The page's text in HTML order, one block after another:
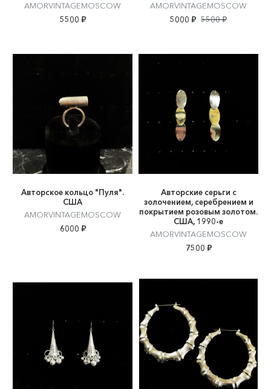
AMORVINTAGEMOSCOW
5500 ₽
AMORVINTAGEMOSCOW
5000 ₽ 5500 ₽
Авторское кольцо "Пуля".
США
AMORVINTAGEMOSCOW
6000 ₽
Авторские серьги с
золочением, серебрением и
покрытием розовым золотом.
США, 1990-е
AMORVINTAGEMOSCOW
7500 ₽